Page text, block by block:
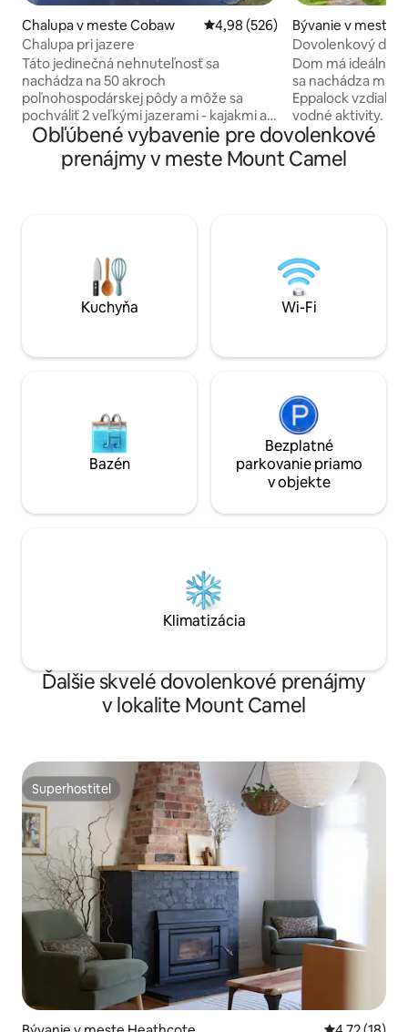
Chalupa v meste Cobaw Priemerné ohodnotenie 4,98 z
4,98 (526)
Chalupa pri jazere
Táto jedinečná nehnuteľnosť sa
nachádza na 50 akroch
poľnohospodárskej pôdy a môže sa
pochváliť 2 veľkými jazerami - kajakmi a
krásnymi záhradami, množstvom voľne
žijúcich živočíchov a pokojnou a
pokojnou atmosférou. Vaši hostitelia,
do celého objektu s krásnymi
prechádzkami a hospodárskymi
zvieratami, s ktorými môžete
komunikovať. Objekt sa nachádza 5
Bývanie v meste
Dovolenkový
Dom má ideálnu
sa nachádza
Eppalock
vodné aktivity. Heathcote Park Raceway
je vzdialená 15
miestom pre
Obľúbený
15 minút jazdy,
vrátane
bohatej
Obľúbené vybavenie pre dovolenkové
prenájmy v meste Mount Camel
Kuchyňa Wi-Fi
Bazén
Bezplatné
parkovanie priamo
v objekte
Klimatizácia
Ďalšie skvelé dovolenkové prenájmy
v lokalite Mount Camel
Superhostiteľ
Superhostiteľ